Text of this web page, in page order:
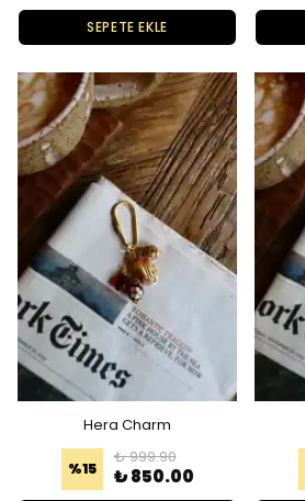
SEPETE EKLE
Hera Charm
%15
₺ 999.90
₺ 850.00